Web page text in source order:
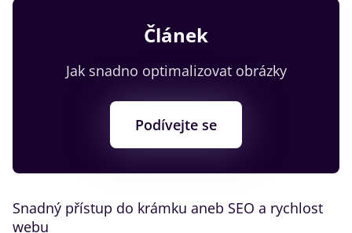
Článek
Jak snadno optimalizovat obrázky
Podívejte se
​Snadný přístup do krámku aneb SEO a rychlost
webu